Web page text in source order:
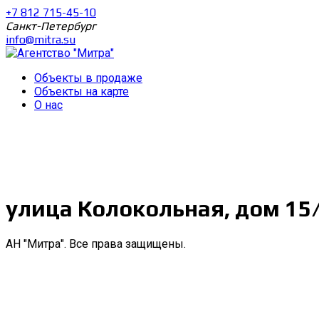
+7 812 715-45-10
Санкт-Петербург
info@mitra.su
Объекты в продаже
Объекты на карте
О нас
улица Колокольная, дом
АН "Митра". Все права защищены.